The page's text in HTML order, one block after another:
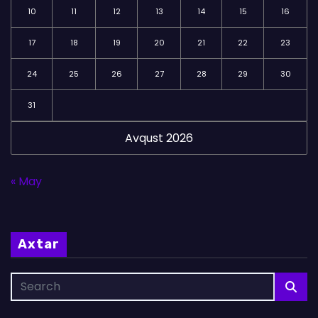
Avqust 2026
10 11 12 13 14 15 16
17 18 19 20 21 22 23
24 25 26 27 28 29 30
31
« May
Axtar